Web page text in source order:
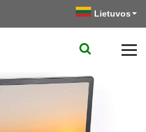
Lietuvos